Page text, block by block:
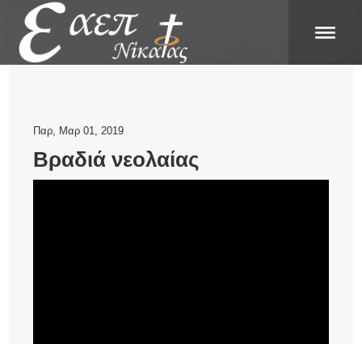
Παρ, Μαρ 01, 2019
Βραδιά νεολαίας